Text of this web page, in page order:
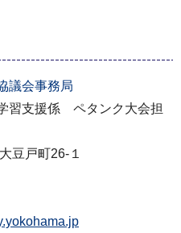
議会事務局
習支援係 ペタンク大会担
戸町26-１